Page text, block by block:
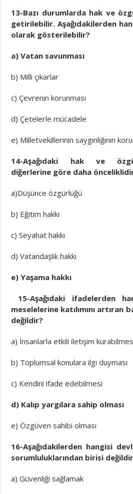
13-Bazı durumlarda hak ve
getirilebilir. Aşağıdakilerden
olarak gösterilebilir?
a) Vatan savunması
b) Milli çıkarlar
c) Çevrenin korunması
d) Çetelerle mücadele
e) Milletvekillerinin saygınlığının
14-Aşağıdaki hak ve
diğerlerine göre daha
a)Düşünce özgürlüğü
b) Eğitim hakkı
c) Seyahat hakkı
d) Vatandaşlık hakkı
e) Yaşama hakkı
15-Aşağıdaki ifadelerden
meselelerine katılımını artıran
değildir?
a) İnsanlarla etkili iletişim
b) Toplumsal konulara ilgi duyması
c) Kendini ifade edebilmesi
d) Kalıp yargılara sahip olması
e) Özgüven sahibi olması
16-Aşağıdakilerden hangisi
sorumluluklarından birisi
a) Güvenliği sağlamak